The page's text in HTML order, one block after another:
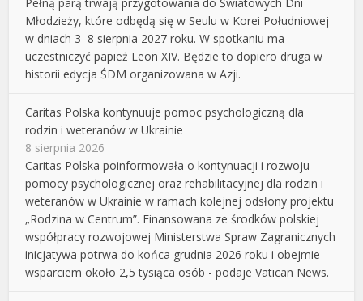
Młodzieży, które odbędą się w Seulu w Korei Południowej
w dniach 3–8 sierpnia 2027 roku. W spotkaniu ma
uczestniczyć papież Leon XIV. Będzie to dopiero druga w
historii edycja ŚDM organizowana w Azji.
Caritas Polska kontynuuje pomoc psychologiczną dla
rodzin i weteranów w Ukrainie
8 sierpnia 2026
Caritas Polska poinformowała o kontynuacji i rozwoju
pomocy psychologicznej oraz rehabilitacyjnej dla rodzin i
weteranów w Ukrainie w ramach kolejnej odsłony projektu
„Rodzina w Centrum”. Finansowana ze środków polskiej
współpracy rozwojowej Ministerstwa Spraw Zagranicznych
inicjatywa potrwa do końca grudnia 2026 roku i obejmie
wsparciem około 2,5 tysiąca osób - podaje Vatican News.